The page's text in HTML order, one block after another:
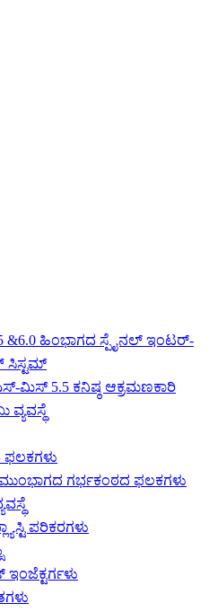
&6.0 ಹಿಂಭಾಗದ ಸ್ಪೈನಲ್ ಇಂಟರ್-
ಸಿಸ್ಟಮ್
ಮಿಸ್ 5.5 ಕನಿಷ್ಠ ಆಕ್ರಮಣಕಾರಿ
ವ್ಯವಸ್ಥೆ
ಮುಂಭಾಗದ ಗರ್ಭಕಂಠದ ಫಲಕಗಳು
ಪರಿಕರಗಳು